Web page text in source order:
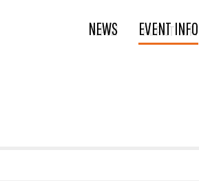
NEWS EVENT INFO